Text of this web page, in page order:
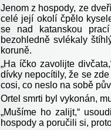
Jenom z hospody, ze
celé její okolí čpělo
se nad katanskou
bezohledně svlékaly
koruně.
„Ha íčko zavolijte
dívky nepocítily, že se
cosi, co neslo na sobě
Ortel smrti byl vykonán,
„Mušíme ho zalijt,“
hospody a poručili si,